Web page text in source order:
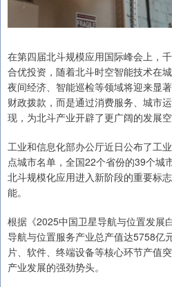
在第四届北斗规模应用国际峰会上，
合优投资，随着北斗时空智能技术在
夜间经济、智能巡检等领域将迎来显
财政拨款，而是通过消费服务、城市
现，为北斗产业开辟了更广阔的发展空
工业和信息化部办公厅近日公布了工
点城市名单，全国22个省份的39个城
北斗规模化应用进入新阶段的重要标
能。
根据《2025中国卫星导航与位置发展
导航与位置服务产业总产值达5758亿
片、软件、终端设备等核心环节产值
产业发展的强劲势头。